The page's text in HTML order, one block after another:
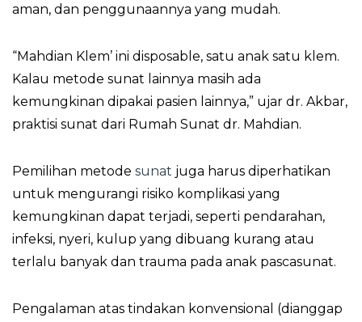
aman, dan penggunaannya yang mudah.
“Mahdian Klem’ ini disposable, satu anak satu klem.
Kalau metode sunat lainnya masih ada
kemungkinan dipakai pasien lainnya,” ujar dr. Akbar,
praktisi sunat dari Rumah Sunat dr. Mahdian.
Pemilihan metode sunat juga harus diperhatikan
untuk mengurangi risiko komplikasi yang
kemungkinan dapat terjadi, seperti pendarahan,
infeksi, nyeri, kulup yang dibuang kurang atau
terlalu banyak dan trauma pada anak pascasunat.
Pengalaman atas tindakan konvensional (dianggap